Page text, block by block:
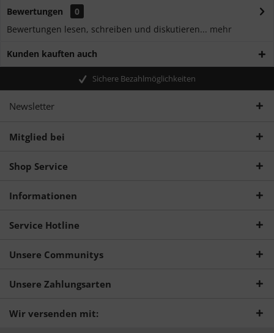
Bewertungen
0
Bewertungen lesen, schreiben und diskutieren... mehr
Kunden kauften auch
Sichere Bezahlmöglichkeiten
Newsletter
Mitglied bei
Shop Service
Informationen
Service Hotline
Unsere Communitys
Unsere Zahlungsarten
Wir versenden mit: